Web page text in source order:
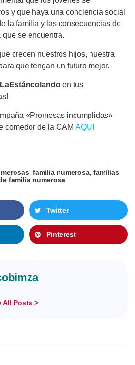
y que haya una conciencia social
la familia y las consecuencias de
que se encuentra.
crecen nuestros hijos, nuestra
que tengan un futuro mejor.
en tus
«Promesas incumplidas»
comedor de la CAM AQUI
, familia numerosa, familias
familia numerosa
Twitter
Pinterest
All Posts >